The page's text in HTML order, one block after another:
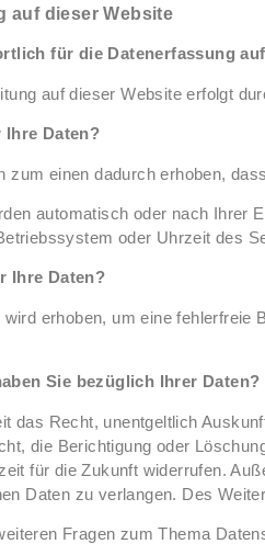
auf dieser Website
für die Datenerfassung
auf dieser Website erfolgt
Ihre Daten?
zum einen dadurch erhoben,
automatisch oder nach Ihrer
oder Uhrzeit des
Ihre Daten?
wird erhoben, um eine
Sie bezüglich Ihrer Daten?
das Recht, unentgeltlich
die Berichtigung oder
für die Zukunft widerrufen.
Daten zu verlangen. Des
Fragen zum Thema